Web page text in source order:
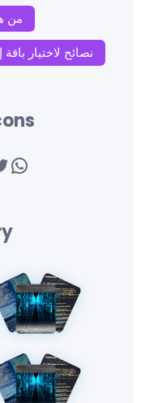
من
نصائح لاختيار
WhatsApp